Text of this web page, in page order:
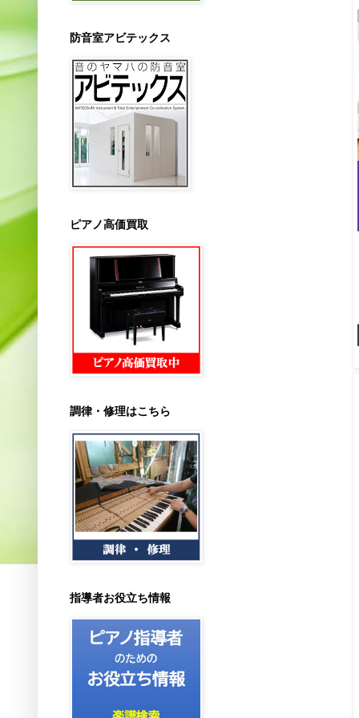
防音室アビテックス
ピアノ高価買取
調律・修理はこちら
指導者お役立ち情報